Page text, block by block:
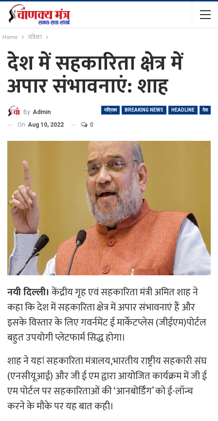
Home पत्रिका
देश में सहकारिता क्षेत्र में
अपार संभावनाएं: शाह
पत्रिका BREAKING NEWS HEADLINE देश
By Admin
On Aug 10, 2022 0
नयी दिल्ली। केंद्रीय गृह एवं सहकारिता मंत्री अमित शाह ने
कहा कि देश में सहकारिता क्षेत्र में अपार संभावनाएं हैं और
इसके विस्तार के लिए गवर्नमेंट ई मार्केटप्लेस (जीईएम)पोर्टल
बहुत उपयोगी प्लेटफार्म सिद्ध होगा।
शाह ने यहां सहकारिता मंत्रालय,भारतीय राष्ट्रीय सहकारी संघ
(एनसीयूआई) और जी ई एम द्वारा आयोजित कार्यक्रम में जी ई
एम पोर्टल पर सहकारिताओं की ‘आनबोर्डिंग’ को ई-लॉन्च
करने के मौके पर यह बात कही।